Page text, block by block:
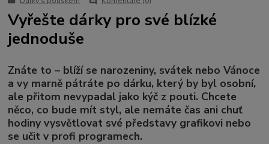
Vyřešte dárky pro své blízké
jednoduše
Znáte to – blíží se narozeniny, svátek nebo Vánoce
a vy marně pátráte po dárku, který by byl osobní,
ale přitom nevypadal jako kýč z pouti. Chcete
něco, co bude mít styl, ale nemáte čas ani chuť
hodiny vysvětlovat své představy grafikovi nebo
se učit v profi programech.